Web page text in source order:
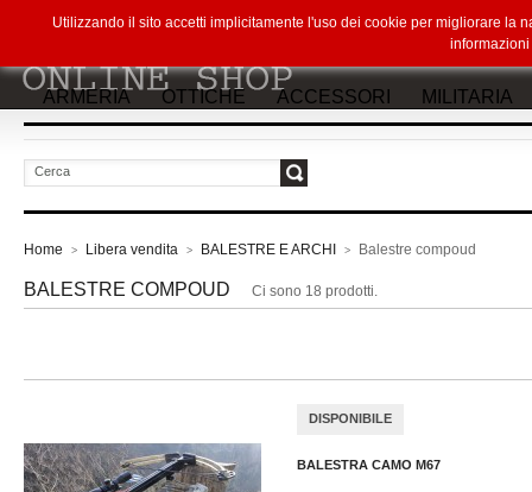
ARMERIA OTTICHE ACCESSORI MILITARIA
Home > Libera vendita > BALESTRE E ARCHI > Balestre compoud
BALESTRE COMPOUD Ci sono 18 prodotti.
DISPONIBILE
BALESTRA CAMO M67
Utilizzando il sito accetti implicitamente l'uso dei cookie per migliorare la
informazioni